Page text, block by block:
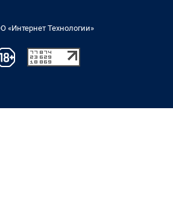
«Интернет Технологии»